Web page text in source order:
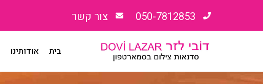
050-7812853 צור קשר
בית אודותינו